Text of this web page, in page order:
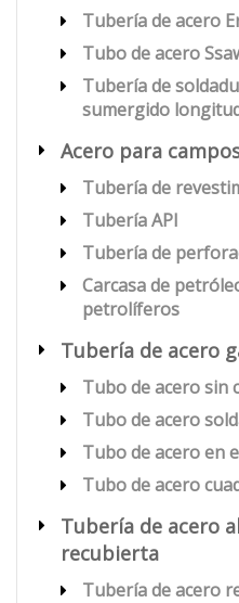
Tubería de acero
Tubo de acero
Tubería de
sumergido
Acero para
Tubería de
Tubería API
Tubería de
Carcasa de
petrolíferos
Tubería de acero
Tubo de acero sin
Tubo de acero
Tubo de acero en
Tubo de acero
Tubería de acero
recubierta
Tubería de acero